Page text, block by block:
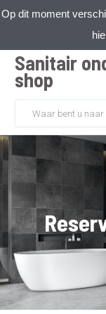
Op dit moment
Sanitair
shop